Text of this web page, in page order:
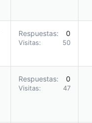
Respuestas 0
Visitas 50
Respuestas 0
Visitas 47